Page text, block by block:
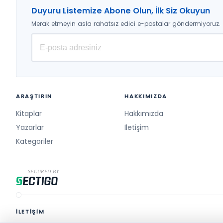
Duyuru Listemize Abone Olun, İlk Siz Okuyun
Merak etmeyin asla rahatsız edici e-postalar göndermiyoruz.
ARAŞTIRIN
Kitaplar
Yazarlar
Kategoriler
HAKKIMIZDA
Hakkımızda
İletişim
İLETİŞİM